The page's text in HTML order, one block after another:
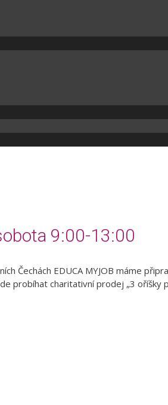
9:00-13:00
Čechách EDUCA MYJOB máme
probíhat charitativní prodej „3 oříšky